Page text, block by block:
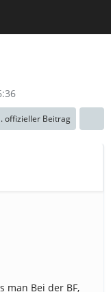
offizieller Beitrag
man Bei der BF,